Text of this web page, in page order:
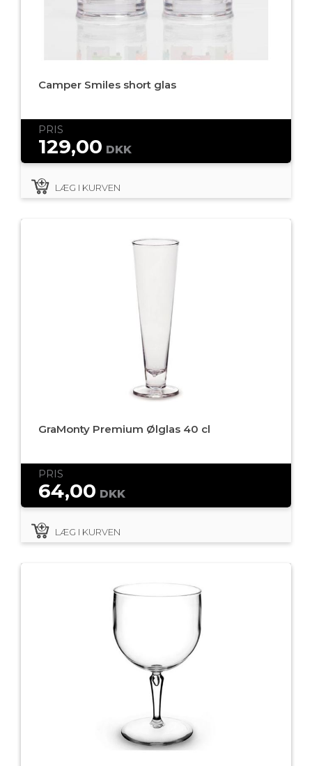
Camper Smiles short glas
PRIS
129,00 DKK
LÆG I KURVEN
GraMonty Premium Ølglas 40 cl
PRIS
64,00 DKK
LÆG I KURVEN